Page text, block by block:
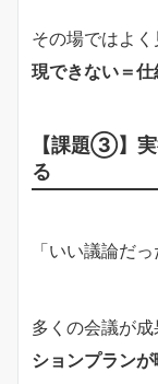
その場ではよく
現できない＝
【課題③】
る
「いい議論だ
多くの会議が成
ションプラン